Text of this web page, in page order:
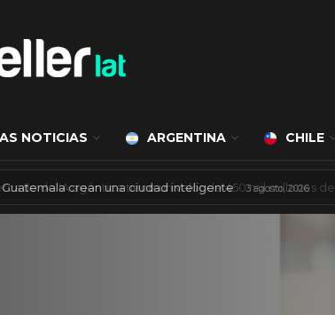
NOTICIAS ARGENTINA CHILE
y Guatemala crean una ciudad inteligente